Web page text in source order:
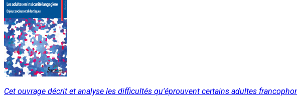
Cet ouvrage décrit et analyse les difficultés qu'éprouvent certains adultes